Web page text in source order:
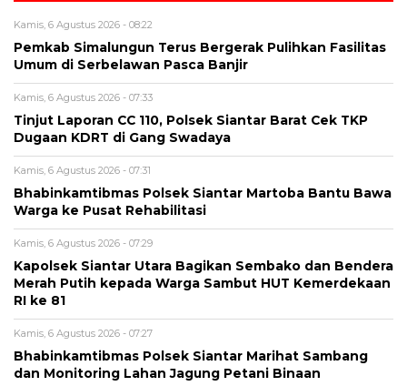
Kamis, 6 Agustus 2026 - 08:22
Pemkab Simalungun Terus Bergerak Pulihkan Fasilitas
Umum di Serbelawan Pasca Banjir
Kamis, 6 Agustus 2026 - 07:33
Tinjut Laporan CC 110, Polsek Siantar Barat Cek TKP
Dugaan KDRT di Gang Swadaya
Kamis, 6 Agustus 2026 - 07:31
Bhabinkamtibmas Polsek Siantar Martoba Bantu Bawa
Warga ke Pusat Rehabilitasi
Kamis, 6 Agustus 2026 - 07:29
Kapolsek Siantar Utara Bagikan Sembako dan Bendera
Merah Putih kepada Warga Sambut HUT Kemerdekaan
RI ke 81
Kamis, 6 Agustus 2026 - 07:27
Bhabinkamtibmas Polsek Siantar Marihat Sambang
dan Monitoring Lahan Jagung Petani Binaan